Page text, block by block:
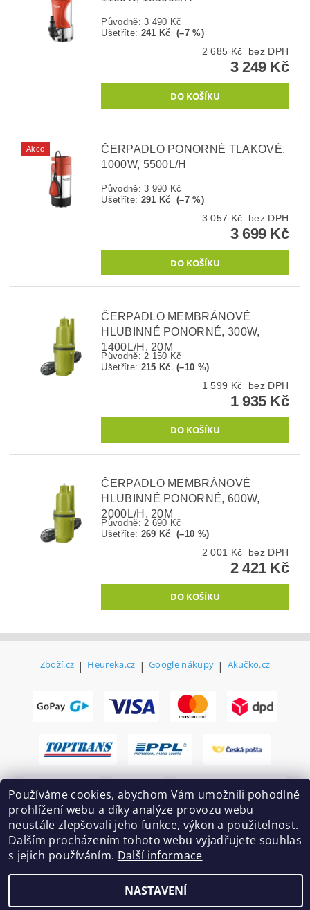
Původně:3 490 Kč
Ušetříte: 241 Kč (–7 %)
2 685 Kč bez DPH
3 249 Kč
Akce
ČERPADLO PONORNÉ TLAKOVÉ,
1000W, 5500L/H
Původně:3 990 Kč
Ušetříte: 291 Kč (–7 %)
3 057 Kč bez DPH
3 699 Kč
ČERPADLO MEMBRÁNOVÉ
HLUBINNÉ PONORNÉ, 300W,
1400L/H, 20M
Původně: 2 150 Kč
Ušetříte: 215 Kč (–10 %)
1 599 Kč bez DPH
1 935 Kč
ČERPADLO MEMBRÁNOVÉ
HLUBINNÉ PONORNÉ, 600W,
2000L/H, 20M
Původně: 2 690 Kč
Ušetříte: 269 Kč (–10 %)
2 001 Kč bez DPH
2 421 Kč
Zboží.cz | Heureka.cz | Google nákupy | Akučko.cz
2026 ©Ekovovyroba.cz, všechna práva vyhrazena
Vytvořil Shoptet
Používáme cookies, abychom Vám umožnili pohodlné
prohlížení webu a díky analýze provozu webu
neustále zlepšovali jeho funkce, výkon a použitelnost.
Dalším procházením tohoto webu vyjadřujete souhlas
s jejich používáním. Další informace
NASTAVENÍ